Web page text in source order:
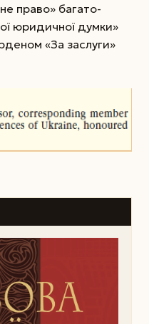
право» багато­
юридичної думки»
«За заслуги»